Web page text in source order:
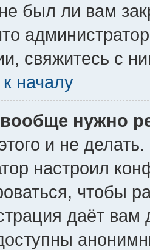
был ли вам
свяжитесь с
началу
нужно
и не делать.
настроил
чтобы
даёт